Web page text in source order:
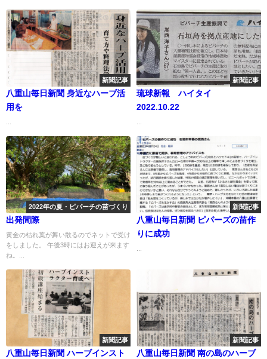
新聞記事
八重山毎日新聞 身近なハーブ活
用を
新聞記事
琉球新報 ハイタイ
2022.10.22
2022年の夏・ピパーチの苗づくり
出発間際
黄金の枯れ葉が舞い散るのでネットで受け
をしました。 午後3時にはお迎えが来ます
ね。...
新聞記事
八重山毎日新聞 ピパーズの苗作
りに成功
新聞記事
八重山毎日新聞 ハーブインスト
新聞記事
八重山毎日新聞 南の島のハーブ